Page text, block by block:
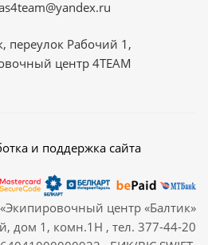
переулок Рабочий 1,
центр 4TEAM
и поддержка сайта
центр «Балтик»
дом 1, комн.1Н , тел. 377-44-20